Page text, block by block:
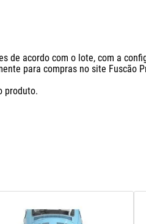
de acordo com o lote, com a
para compras no site Fuscão
produto.